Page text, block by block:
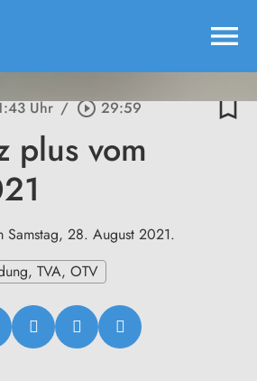
menu
Uhr / play_circle_outline29:59 bookmark_border
plus vom
Samstag, 28. August 2021.
TVA, OTV